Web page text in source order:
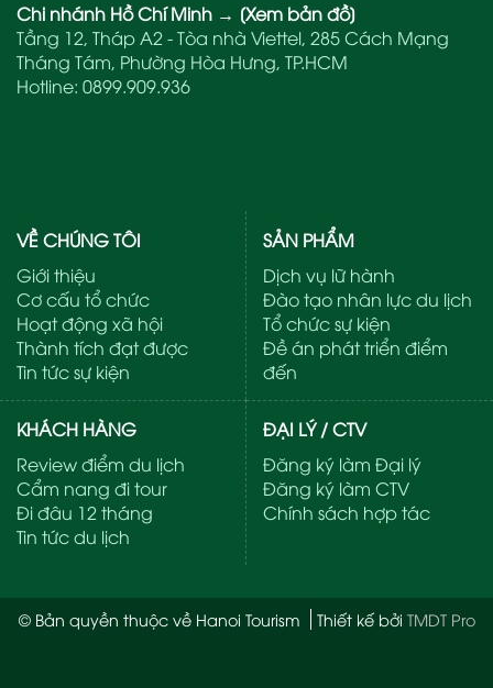
Chi nhánh Hồ Chí Minh → [Xem bản đồ]
Tầng 12, Tháp A2 - Tòa nhà Viettel, 285 Cách Mạng
Tháng Tám, Phường Hòa Hưng, TP.HCM
Hotline: 0899.909.936
VỀ CHÚNG TÔI
Giới thiệu
Cơ cấu tổ chức
Hoạt động xã hội
Thành tích đạt được
Tin tức sự kiện
SẢN PHẨM
Dịch vụ lữ hành
Đào tạo nhân lực du lịch
Tổ chức sự kiện
Đề án phát triển điểm
đến
KHÁCH HÀNG
Review điểm du lịch
Cẩm nang đi tour
Đi đâu 12 tháng
Tin tức du lịch
ĐẠI LÝ / CTV
Đăng ký làm Đại lý
Đăng ký làm CTV
Chính sách hợp tác
© Bản quyền thuộc về Hanoi Tourism Thiết kế bởi TMDT Pro